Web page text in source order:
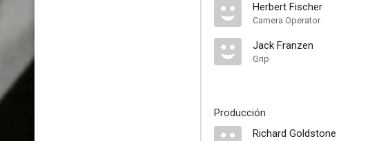
Herbert Fischer
Camera Operator
Jack Franzen
Grip
Producción
Richard Goldstone